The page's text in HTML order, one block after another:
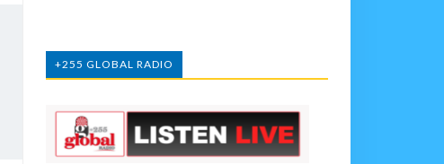
+255 GLOBAL RADIO